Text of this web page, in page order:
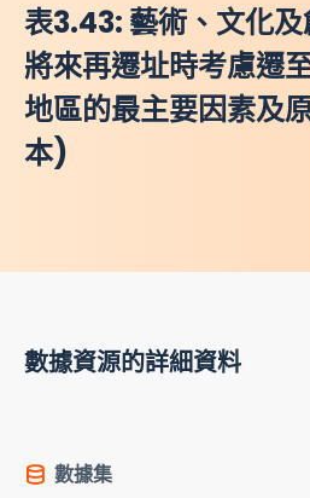
表3.43: 藝術、文化
將來再遷址時考慮遷
地區的最主要因素及
本)
數據資源的詳細資料
數據集